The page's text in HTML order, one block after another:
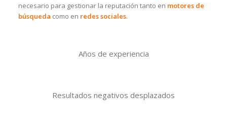
necesario para gestionar la reputación tanto en motores de
búsqueda como en redes sociales.
Años de experiencia
Resultados negativos desplazados